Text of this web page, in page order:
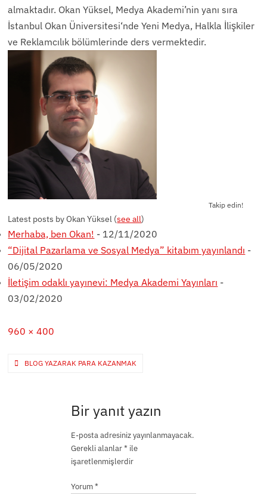
almaktadır. Okan Yüksel, Medya Akademi’nin yanı sıra
İstanbul Okan Üniversitesi‘nde Yeni Medya, Halkla İlişkiler
ve Reklamcılık bölümlerinde ders vermektedir.
Takip edin!
Latest posts by Okan Yüksel (see all)
Merhaba, ben Okan! - 12/11/2020
“Dijital Pazarlama ve Sosyal Medya” kitabım yayınlandı -
06/05/2020
İletişim odaklı yayınevi: Medya Akademi Yayınları -
03/02/2020
Full
960 × 400
Yazı
BLOG YAZARAK PARA KAZANMAK
Bir yanıt yazın
E-posta adresiniz yayınlanmayacak.
Gerekli alanlar*ile
işaretlenmişlerdir
Yorum*